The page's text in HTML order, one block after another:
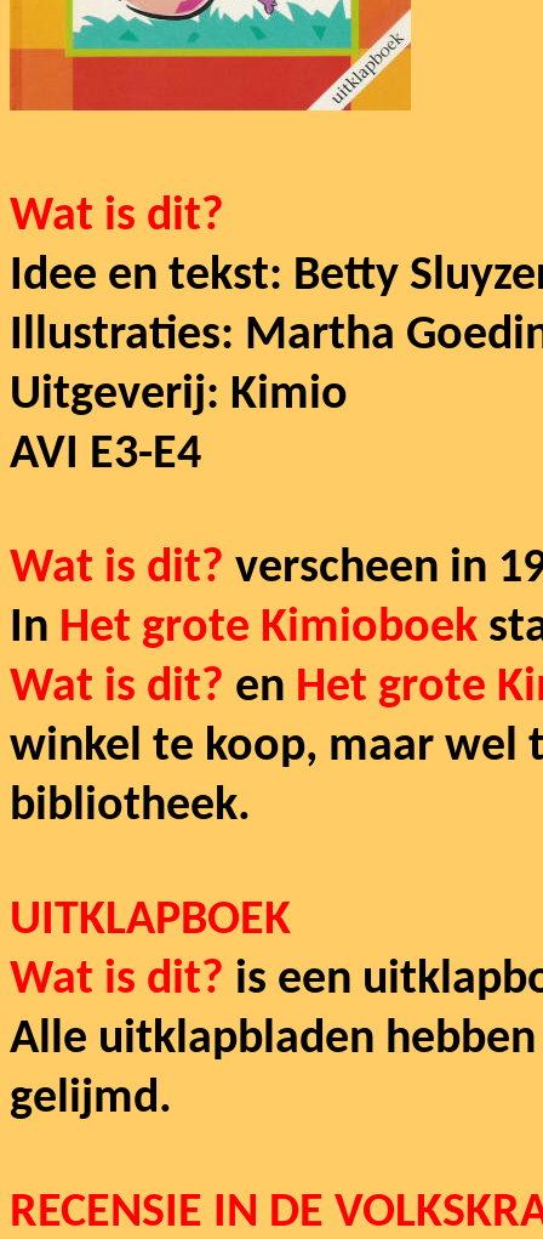
Wat is dit?
Idee en tekst: Betty
Illustraties: Martha
Uitgeverij: Kimio
AVI E3-E4
Wat is dit? verscheen in
In Het grote Kimioboek
Wat is dit? en Het grote
winkel te koop, maar wel
bibliotheek.
UITKLAPBOEK
Wat is dit? is een
Alle uitklapbladen
gelijmd.
RECENSIE IN DE